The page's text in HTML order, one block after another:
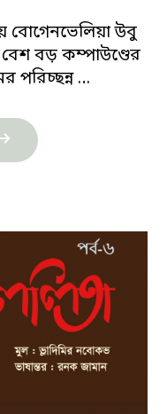
বোগেনভেলিয়া উবু
বড় কম্পাউণ্ডের
পরিচ্ছন্ন …